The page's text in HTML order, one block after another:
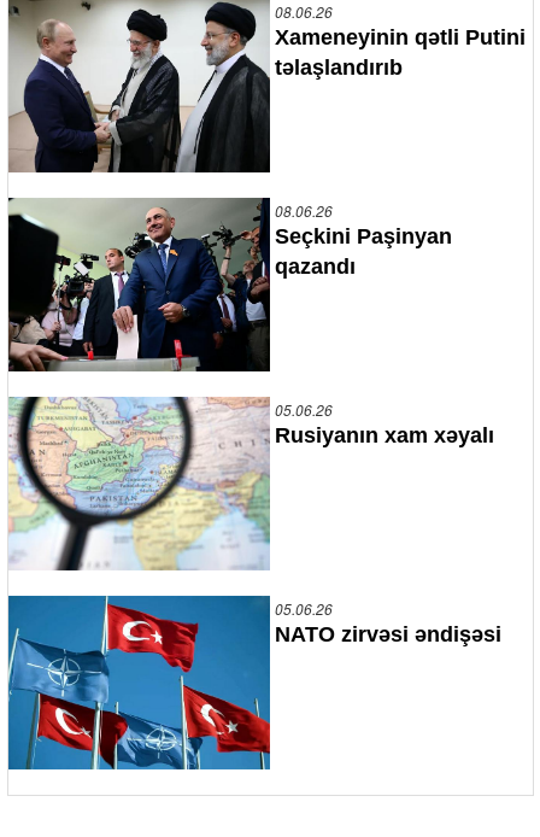
08.06.26
Xameneyinin qətli Putini
təlaşlandırıb
08.06.26
Seçkini Paşinyan
qazandı
05.06.26
Rusiyanın xam xəyalı
05.06.26
NATO zirvəsi əndişəsi